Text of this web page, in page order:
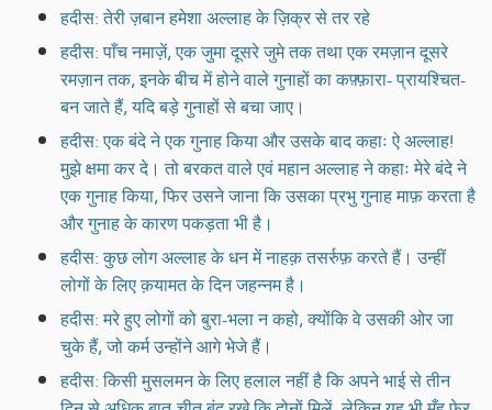
हदीस: तेरी ज़बान हमेशा अल्लाह के ज़िक्र से तर रहे
हदीस: पाँच नमाज़ें, एक जुमा दूसरे जुमे तक तथा एक रमज़ान दूसरे
रमज़ान तक, इनके बीच में होने वाले गुनाहों का कफ़्फ़ारा- प्रायश्चित-
बन जाते हैं, यदि बड़े गुनाहों से बचा जाए।
हदीस: एक बंदे ने एक गुनाह किया और उसके बाद कहाः ऐ अल्लाह!
मुझे क्षमा कर दे। तो बरकत वाले एवं महान अल्लाह ने कहाः मेरे बंदे ने
एक गुनाह किया, फिर उसने जाना कि उसका प्रभु गुनाह माफ़ करता है
और गुनाह के कारण पकड़ता भी है।
हदीस: कुछ लोग अल्लाह के धन में नाहक़ तसर्रुफ़ करते हैं। उन्हीं
लोगों के लिए क़यामत के दिन जहन्नम है।
हदीस: मरे हुए लोगों को बुरा-भला न कहो, क्योंकि वे उसकी ओर जा
चुके हैं, जो कर्म उन्होंने आगे भेजे हैं।
हदीस: किसी मुसलमन के लिए हलाल नहीं है कि अपने भाई से तीन